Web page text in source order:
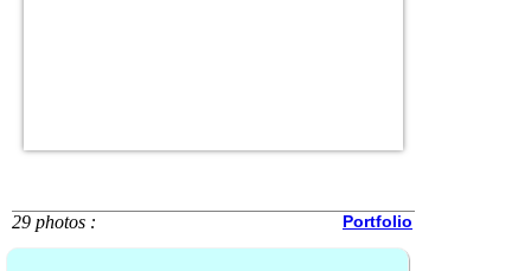
29 photos : Portfolio